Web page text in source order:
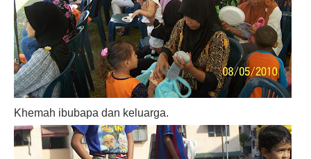
Khemah ibubapa dan keluarga.